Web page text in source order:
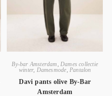
By-bar Amsterdam
Dames collectie
winter, Damesmode Pantalon
Davi pants olive By-Bar
Amsterdam